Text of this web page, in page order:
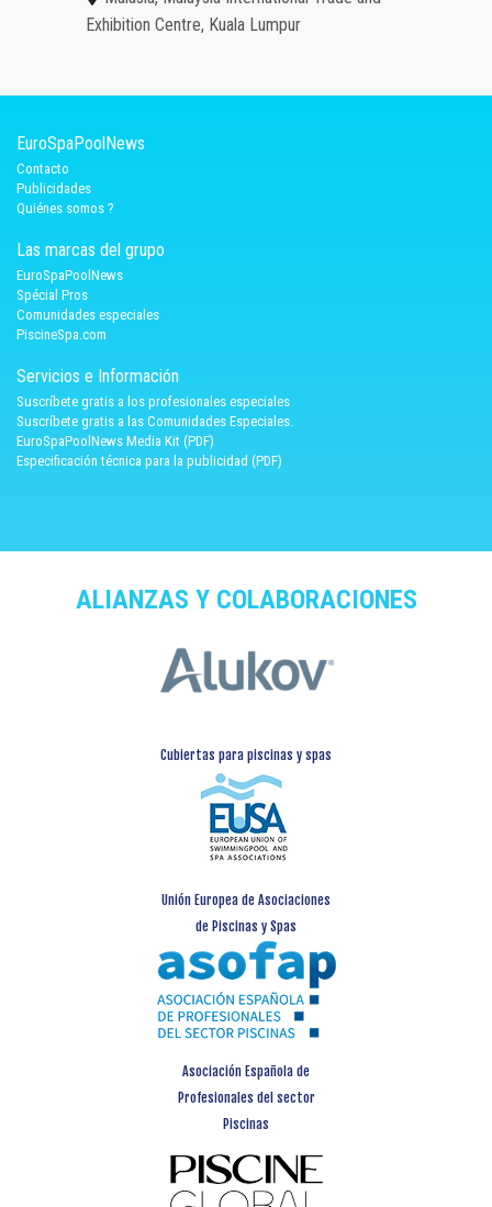
Exhibition Centre, Kuala Lumpur
EuroSpaPoolNews
Contacto
Publicidades
Quiénes somos ?
Las marcas del grupo
EuroSpaPoolNews
Spécial Pros
Comunidades especiales
PiscineSpa.com
Servicios e Información
Suscríbete gratis a los profesionales especiales
Suscríbete gratis a las Comunidades Especiales.
EuroSpaPoolNews Media Kit (PDF)
Especificación técnica para la publicidad (PDF)
ALIANZAS Y COLABORACIONES
Cubiertas para piscinas y spas
Unión Europea de Asociaciones
de Piscinas y Spas
Asociación Española de
Profesionales del sector
Piscinas